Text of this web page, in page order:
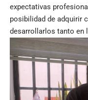
expectativas
posibilidad de adquirir
desarrollarlos tanto en